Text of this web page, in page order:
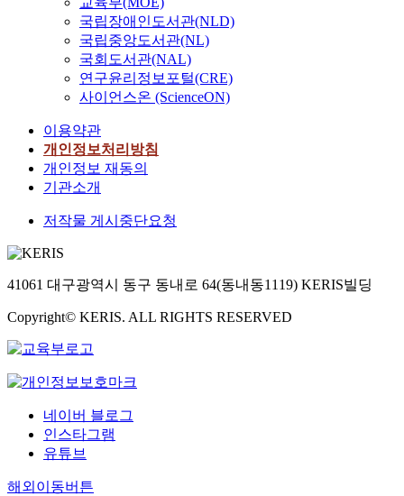
국립장애인도서관(NLD)
국립중앙도서관(NL)
국회도서관(NAL)
연구윤리정보포털(CRE)
사이언스온 (ScienceON)
이용약관
개인정보처리방침
개인정보 재동의
기관소개
저작물 게시중단요청
41061 대구광역시 동구 동내로 64(동내동1119) KERIS빌딩
Copyright© KERIS. ALL RIGHTS RESERVED
네이버 블로그
인스타그램
유튜브
해외이동버튼